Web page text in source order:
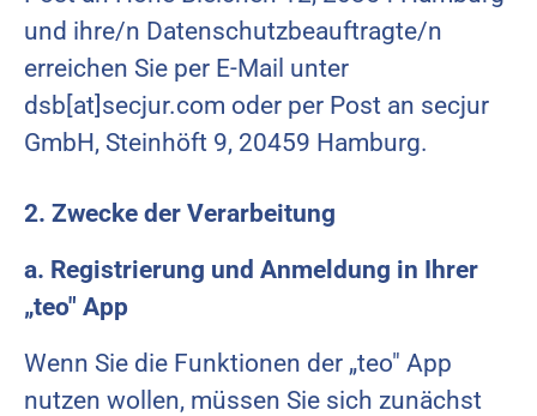
und ihre/n Datenschutzbeauftragte/n
erreichen Sie per E-Mail unter
dsb[at]secjur.com oder per Post an secjur
GmbH, Steinhöft 9, 20459 Hamburg.
2. Zwecke der Verarbeitung
a. Registrierung und Anmeldung in Ihrer
„teo" App
Wenn Sie die Funktionen der „teo" App
nutzen wollen, müssen Sie sich zunächst